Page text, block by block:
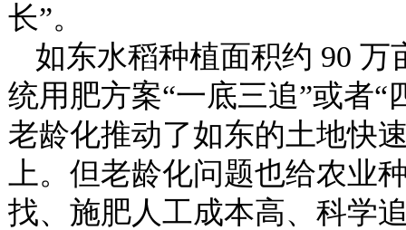
长”。
如东水稻种植面积约 90 万
统用肥方案“一底三追”或者
老龄化推动了如东的土地快
上。但老龄化问题也给农业
找、施肥人工成本高、科学